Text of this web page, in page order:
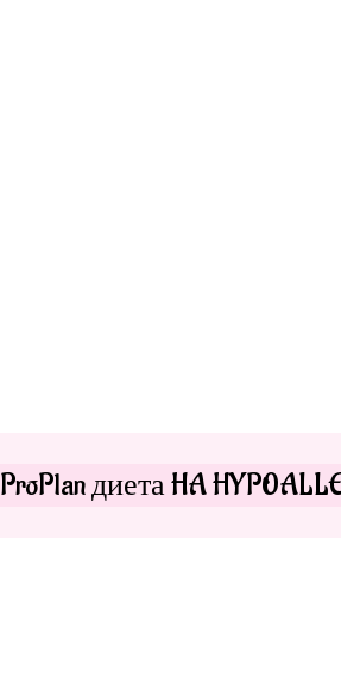
ProPlan диета HA